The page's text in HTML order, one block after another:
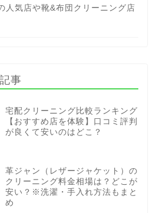
人気店や靴&布団クリーニング店
事
宅配クリーニング比較ランキング
【おすすめ店を体験】口コミ評判
が良くて安いのはどこ？
革ジャン（レザージャケット）の
クリーニング料金相場は？どこが
安い？※洗濯・手入れ方法もまと
め